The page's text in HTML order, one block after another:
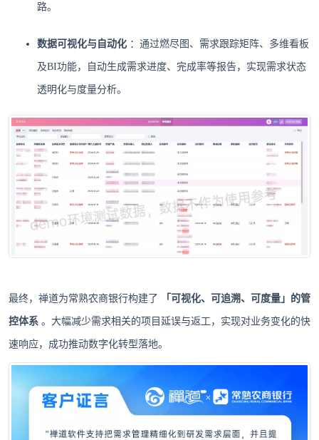
路。
数据可视化与自动化 ：通过燃尽图、需求跟踪矩阵、多维看板
及BI功能，自动生成需求进度、完成率等报告，实现需求状态
透明化与度量分析。
最终，禅道为常熟农商银行构建了 「可视化、可追溯、可度量」的管
控体系 。大幅减少需求相关的项目延误与返工，实现对业务变化的快
速响应，成功推动数字化转型落地。